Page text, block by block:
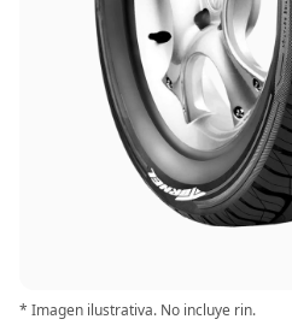
* Imagen ilustrativa. No incluye rin.